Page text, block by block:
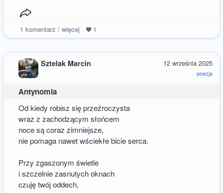
1 komentarz / więcej 1
12 września 2025
poezja
Sztelak Marcin
Antynomia
Od kiedy robisz się przeźroczysta
wraz z zachodzącym słońcem
noce są coraz zimniejsze,
nie pomaga nawet wściekłe bicie serca.
Przy zgaszonym świetle
i szczelnie zasnutych oknach
czuję twój oddech,